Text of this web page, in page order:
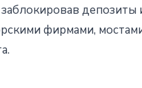
депозиты
фирмами,